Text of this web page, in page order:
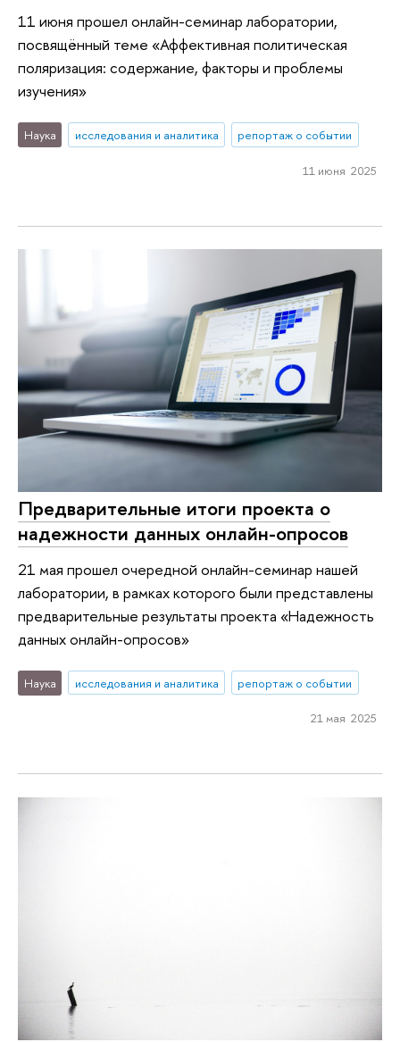
11 июня прошел онлайн-семинар лаборатории,
посвящённый теме «Аффективная политическая
поляризация: содержание, факторы и проблемы
изучения»
Наука исследования и аналитика репортаж о событии
11 июня 2025
Предварительные итоги проекта о
надежности данных онлайн-опросов
21 мая прошел очередной онлайн-семинар нашей
лаборатории, в рамках которого были представлены
предварительные результаты проекта «Надежность
данных онлайн-опросов»
Наука исследования и аналитика репортаж о событии
21 мая 2025